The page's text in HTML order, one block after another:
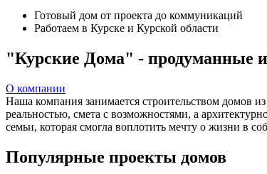
Готовый дом от проекта до коммуникаций
Работаем в Курске и Курской области
"Курские Дома" - продуманные
О компании
Наша компания занимается строительством домов
реальностью, смета с возможностями, а
семьи, которая смогла воплотить мечту о жизни в
Популярные проекты домов